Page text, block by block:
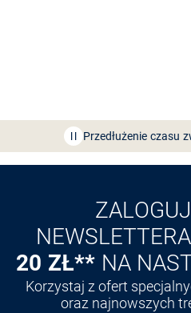
Przedłużenie czasu
Odkryj
20 ZŁ** NA
Korzystaj z ofert
oraz najnowszych